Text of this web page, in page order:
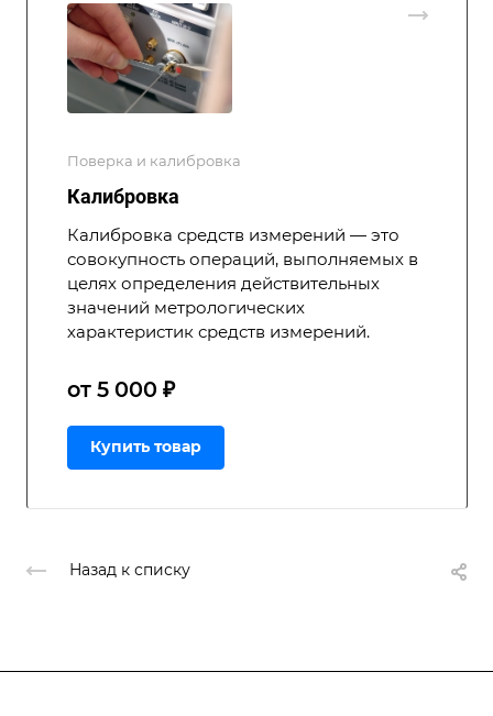
Поверка и калибровка
Калибровка
Калибровка средств измерений — это
совокупность операций, выполняемых в
целях определения действительных
значений метрологических
характеристик средств измерений.
от 5 000 ₽
Купить товар
Назад к списку